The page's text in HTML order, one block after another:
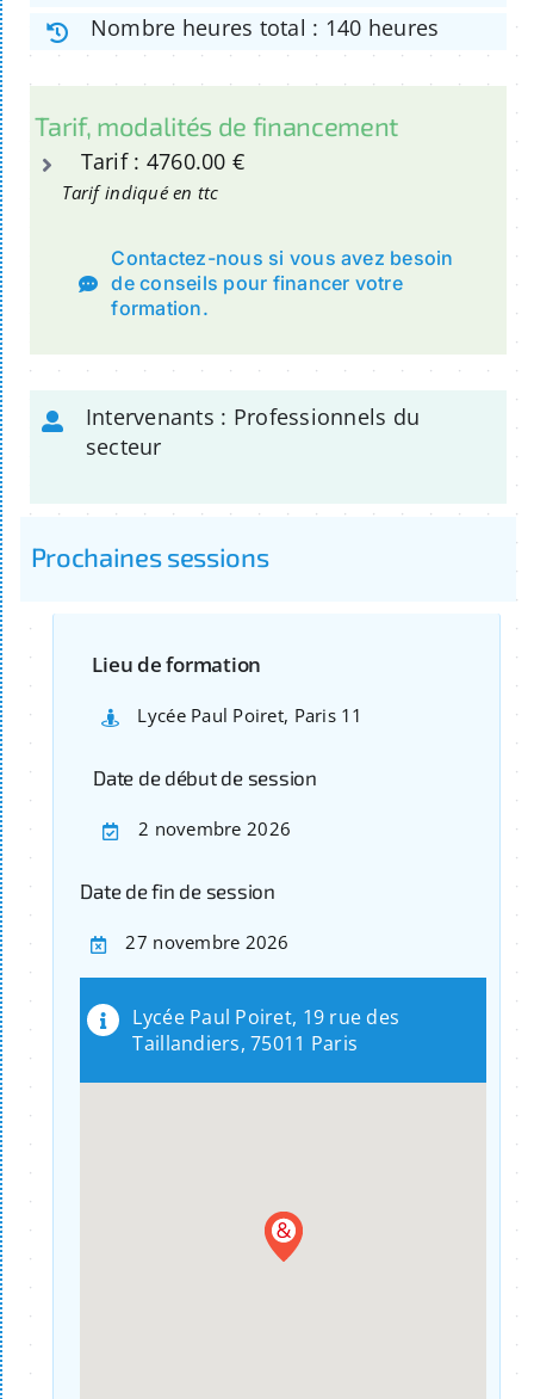
Nombre heures total : 140 heures
Tarif, modalités de financement
Tarif : 4760.00 €
Tarif indiqué en ttc
Contactez-nous si vous avez besoin
de conseils pour financer votre
formation.
Intervenants : Professionnels du
secteur
Prochaines sessions
Lieu de formation
Lycée Paul Poiret, Paris 11
Date de début de session
2 novembre 2026
Date de fin de session
27 novembre 2026
Lycée Paul Poiret, 19 rue des
Taillandiers, 75011 Paris